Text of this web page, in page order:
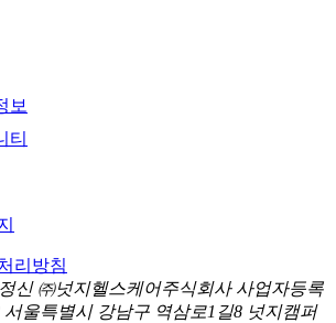
보
티
리방침
신 ㈜넛지헬스케어주식회사 사업자등록
서울특별시 강남구 역삼로1길8 넛지캠퍼